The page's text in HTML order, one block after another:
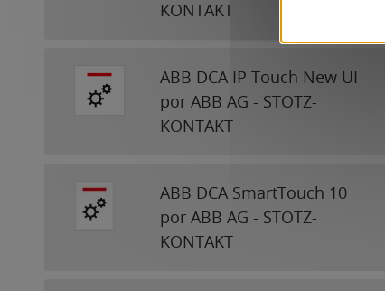
KONTAKT
ABB DCA IP Touch New UI
por ABB AG - STOTZ-
KONTAKT
ABB DCA SmartTouch 10
por ABB AG - STOTZ-
KONTAKT